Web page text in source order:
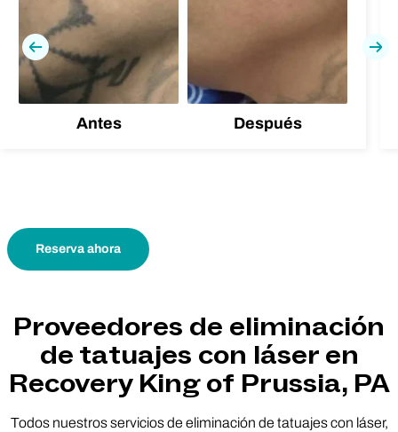
Antes Después
Previa
Reserva ahora
Proveedores de eliminación
de tatuajes con láser en
Recovery King of Prussia, PA
Todos nuestros servicios de eliminación de tatuajes con láser,